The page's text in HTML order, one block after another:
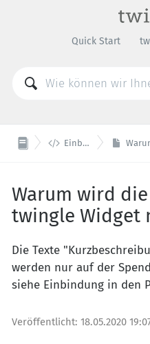
Quick Start
 Einbindung Warum
Warum wird
twingle Widget
Die Texte
werden nur auf der
siehe Einbindung in den
Veröffentlicht: 18.05.2020